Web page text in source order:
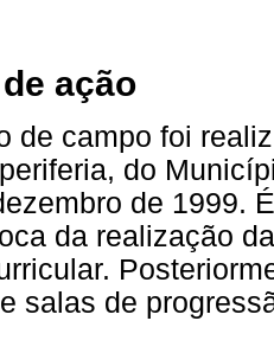
ação
de campo foi
do
de 1999.
da realização
salas de